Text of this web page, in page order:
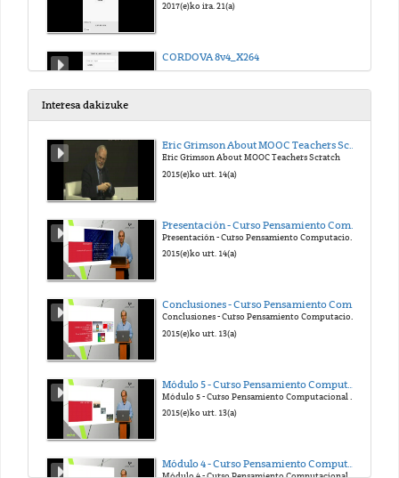
2017(e)ko ira. 21(a)
CORDOVA 8v4_X264
Interesa dakizuke
Eric Grimson About MOOC Teachers Scratch
Eric Grimson About MOOC Teachers Scratch
2015(e)ko urt. 14(a)
Presentación - Curso Pensamiento Computacional en la Escuela
2015(e)ko urt. 14(a)
Conclusiones - Curso Pensamiento Computacional en la Escuela
Conclusiones - Curso Pensamiento Computacional en la Escuela
2015(e)ko urt. 13(a)
Módulo 5 - Curso Pensamiento Computacional en la Escuela
2015(e)ko urt. 13(a)
Módulo 4 - Curso Pensamiento Computacional en la Escuela